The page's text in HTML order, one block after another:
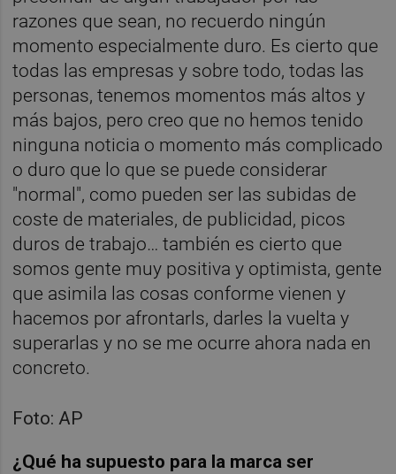
razones que sean, no recuerdo ningún
momento especialmente duro. Es cierto que
todas las empresas y sobre todo, todas las
personas, tenemos momentos más altos y
más bajos, pero creo que no hemos tenido
ninguna noticia o momento más complicado
o duro que lo que se puede considerar
"normal", como pueden ser las subidas de
coste de materiales, de publicidad, picos
duros de trabajo… también es cierto que
somos gente muy positiva y optimista, gente
que asimila las cosas conforme vienen y
hacemos por afrontarls, darles la vuelta y
superarlas y no se me ocurre ahora nada en
concreto.
Foto: AP
¿Qué ha supuesto para la marca ser